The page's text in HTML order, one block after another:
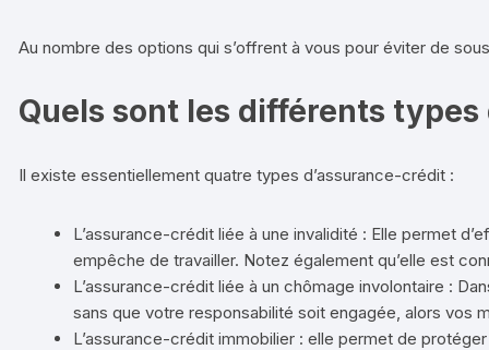
Au nombre des options qui s’offrent à vous pour éviter de
Quels sont les différents types
Il existe essentiellement quatre types d’assurance-crédit :
L’assurance-crédit liée à une invalidité : Elle permet
empêche de travailler. Notez également qu’elle est
L’assurance-crédit liée à un chômage involontaire :
sans que votre responsabilité soit engagée, alors vos
L’assurance-crédit immobilier : elle permet de